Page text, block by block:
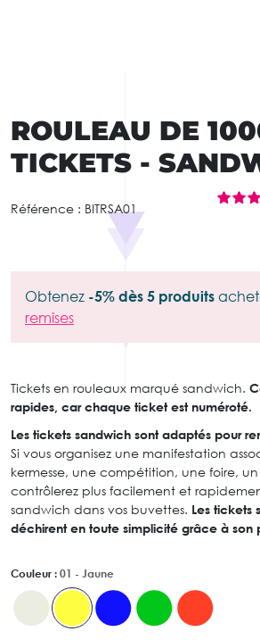
ROULEAU DE
TICKETS -
Référence : BITRSA01
Obtenez -5% dès 5 produits
remises
Tickets en rouleaux marqué sandwich.
rapides, car chaque ticket est numéroté.
Les tickets sandwich sont adaptés pour
Si vous organisez une manifestation
kermesse, une compétition, une foire,
contrôlerez plus facilement et
sandwich dans vos buvettes. Les tickets
déchirent en toute simplicité grâce à
Couleur : 01 - Jaune